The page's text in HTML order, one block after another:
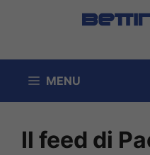
MENU
Il feed di